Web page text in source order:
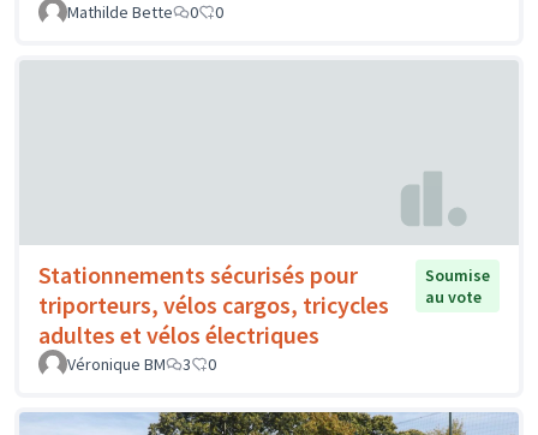
Mathilde Bette
0 0
Stationnements sécurisés pour
triporteurs, vélos cargos, tricycles
adultes et vélos électriques
Soumise
au vote
Véronique BM 3 0